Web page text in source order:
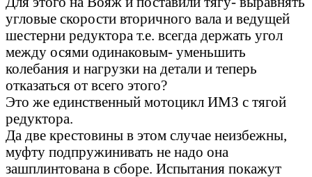
угловые скорости вторичного вала и ведущей
шестерни редуктора т.е. всегда держать угол
между осями одинаковым- уменьшить
колебания и нагрузки на детали и теперь
отказаться от всего этого?
Это же единственный мотоцикл ИМЗ с тягой
редуктора.
Да две крестовины в этом случае неизбежны,
муфту подпружинивать не надо она
зашплинтована в сборе. Испытания покажут